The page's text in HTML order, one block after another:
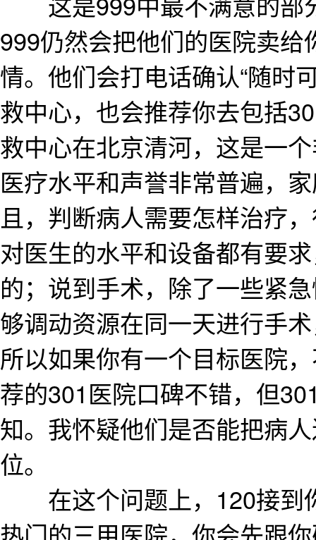
999仍然会把他们的医院卖
情。他们会打电话确认“随时
救中心，也会推荐你去包括
救中心在北京清河，这是一
医疗水平和声誉非常普遍，
且，判断病人需要怎样治疗
对医生的水平和设备都有要
的；说到手术，除了一些紧
够调动资源在同一天进行手
所以如果你有一个目标医院
荐的301医院口碑不错，但
知。我怀疑他们是否能把病
位。
在这个问题上，120接到